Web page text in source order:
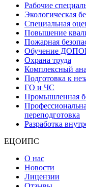
Рабочие
Экологическая
Специальная
Повышение
Пожарная
Обучение
Охрана труда
Комплексный
Подготовка к
ГО и ЧС
Промышленная
переподготовка
Разработка
ЕЦОИПС
О нас
Новости
Лицензии